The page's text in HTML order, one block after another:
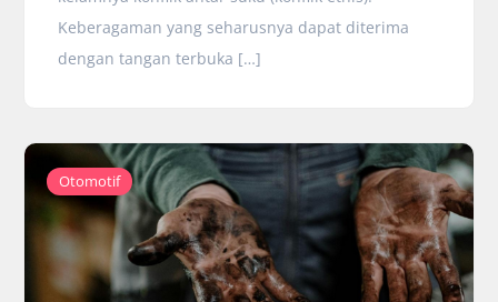
Keberagaman yang seharusnya dapat diterima
dengan tangan terbuka […]
Otomotif